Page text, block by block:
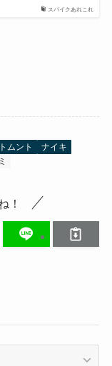
スパイクあれこれ
ムント
ナイキ
！